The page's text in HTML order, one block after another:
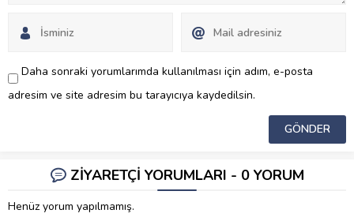
Daha sonraki yorumlarımda kullanılması için adım, e-posta
adresim ve site adresim bu tarayıcıya kaydedilsin.
ZİYARETÇİ YORUMLARI - 0 YORUM
Henüz yorum yapılmamış.